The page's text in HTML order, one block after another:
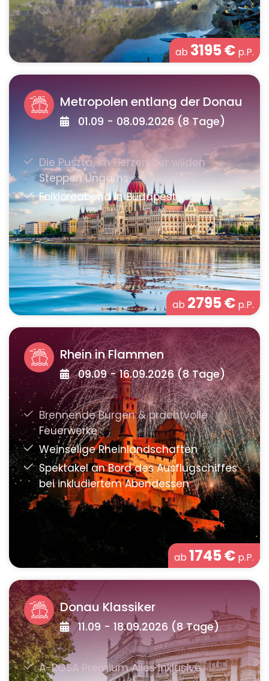
ab 3195€ p.P.
Metropolen entlang der Donau
01.09 - 08.09.2026 (8 Tage)
ab 2795€ p.P.
Rhein in Flammen
09.09 - 16.09.2026 (8 Tage)
ab 1745€ p.P.
Donau Klassiker
11.09 - 18.09.2026 (8 Tage)